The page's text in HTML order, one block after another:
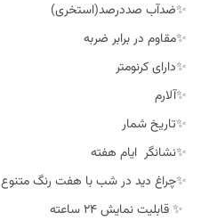
✨ضدآب صددرصد(استخری)
✨مقاوم در برابر ضربه
✨دارای کرنومتر
✨آلارم
✨تاریخ شمار
✨نشانگر ایام هفته
✨چراغ دید در شب با هفت رنگ متنوع
✨ قابلیت نمایش 24 ساعته